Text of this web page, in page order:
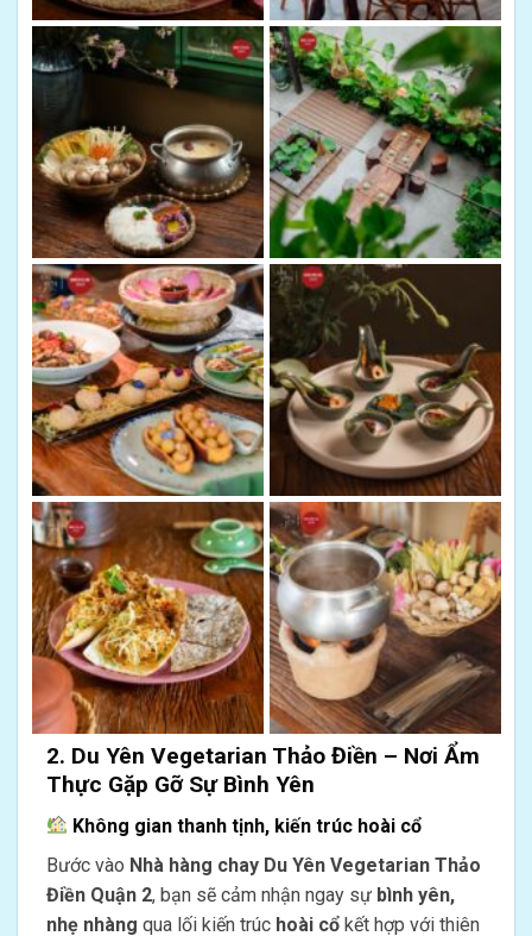
2. Du Yên Vegetarian Thảo Điền – Nơi Ẩm
Thực Gặp Gỡ Sự Bình Yên
Không gian thanh tịnh, kiến trúc hoài cổ
Bước vào Nhà hàng chay Du Yên Vegetarian Thảo
Điền Quận 2, bạn sẽ cảm nhận ngay sự bình yên,
nhẹ nhàng qua lối kiến trúc hoài cổ kết hợp với thiên